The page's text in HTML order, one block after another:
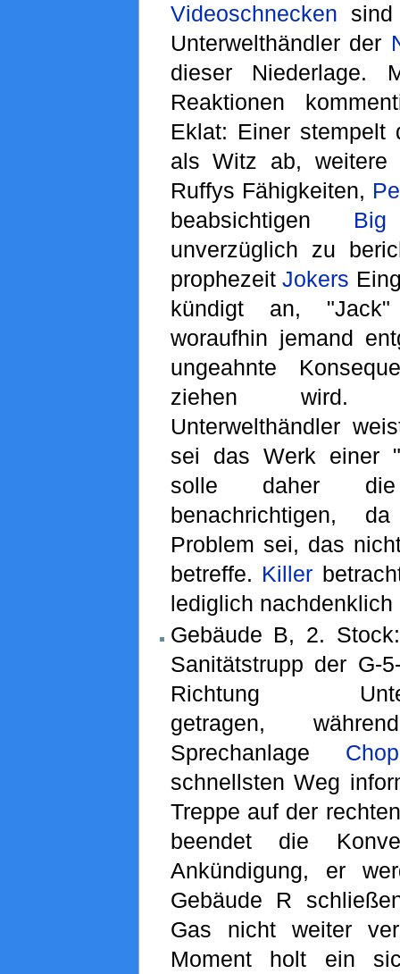
Videoschnecken sind
Unterwelthändler der
dieser Niederlage.
Reaktionen
Eklat: Einer stempelt
als Witz ab, weitere
Ruffys Fähigkeiten,
beabsichtigen
unverzüglich zu
prophezeitJokers
kündigt an,
woraufhin jemand
ungeahnte
ziehen wird.
Unterwelthändler
sei das Werk einer
solle daher
benachrichtigen,
Problem sei, das
betreffe. Killer
lediglich nachdenklich
Gebäude B, 2.
Sanitätstrupp der G-
Richtung
getragen,
Sprechanlage
schnellsten Weg
Treppe auf der
beendet die
Ankündigung, er
Gebäude R
Gas nicht weiter
Moment holt ein